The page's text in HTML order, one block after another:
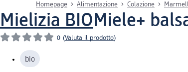
Homepage Alimentazione Colazione
Mielizia BIOMiele+
0 (Valuta il prodotto)
bio